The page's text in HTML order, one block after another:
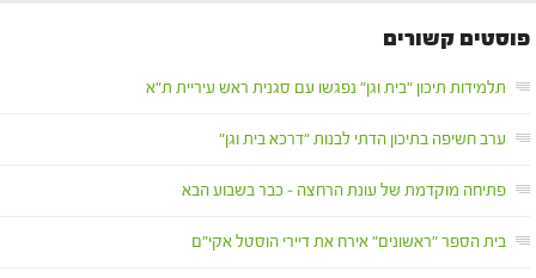
פוסטים קשורים
תלמידות תיכון "בית וגן" נפגשו עם סגנית ראש עיריית ת"א
ערב חשיפה בתיכון הדתי לבנות "דרכא בית וגן"
פתיחה מוקדמת של עונת הרחצה – כבר בשבוע הבא
בית הספר "ראשונים" אירח את דיירי הוסטל אקי"ם